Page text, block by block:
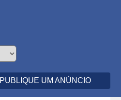
PUBLIQUE UM ANÚNCIO